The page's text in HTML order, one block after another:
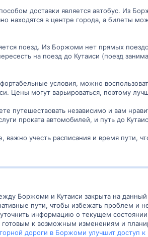
доставки является автобус. Из
находятся в центре города, а билеты
поезд. Из Боржоми нет прямых
на поезд до Кутаиси (поезд
условия, можно
Цены могут варьироваться, поэтому
путешествовать независимо и вам
проката автомобилей, и путь до
важно учесть расписания и время пути,
Боржоми и Кутаиси закрыта на
пути, чтобы избежать проблем и
информацию о текущем
к возможным изменениям и
дороги в Боржоми улучшит доступ